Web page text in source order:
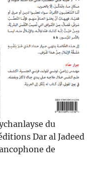
du
Dar al Jadeed
de